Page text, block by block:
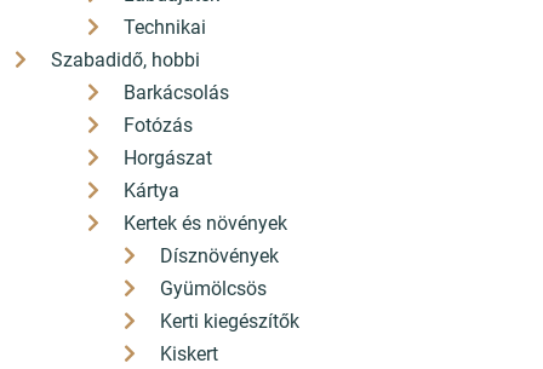
Technikai
Szabadidő, hobbi
Barkácsolás
Fotózás
Horgászat
Kártya
Kertek és növények
Dísznövények
Gyümölcsös
Kerti kiegészítők
Kiskert